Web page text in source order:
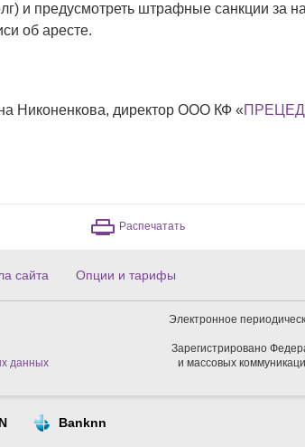
и предусмотреть штрафные санкции за
об аресте.
Никоненкова, директор ООО КФ «
Распечатать
сайта Опции и тарифы
данных
Электронное
Зарегистрировано
и массовых
Banknn